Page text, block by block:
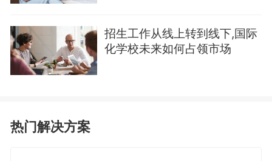
招生工作从线上转到线下,国际
化学校未来如何占领市场
热门解决方案